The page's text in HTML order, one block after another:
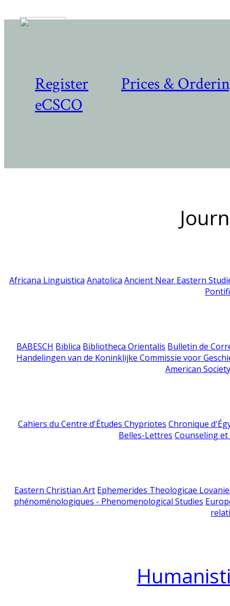
Register
Prices &
eCSCO
Africana Linguistica Anatolica Ancient Near Eastern
BABESCH Biblica Bibliotheca Orientalis Bulletin de
Handelingen van de Koninklijke Commissie voor
American
Cahiers du Centre d'Études Chypriotes Chronique
Belles-Lettres Counseling
Eastern Christian Art Ephemerides Theologicae
phénoménologiques - Phenomenological Studies